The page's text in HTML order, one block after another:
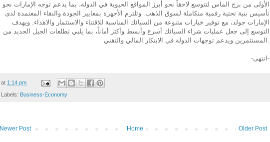
الأولى من برج الماس لتتوسع لاحقاً نحو أبرز المواقع الحيوية في الدولة، بما يدعم توجه الإمارات نحو
تأسيس بنية تحتية رقمية متكاملة لسوق الذهب. وتلتزم الأجهزة بمعايير الجودة والنقاء المعتمدة لدى
الإمارات جولد، مع توفير خيارات متنوعة من السبائك المناسبة للاقتناء والاستثمار والاهداء. ويهدف
التوسع إلى جعل عمليات شراء السبائك أسرع وأبسط وأكثر أماناً، بما يلبي تطلعات الجيل الجديد من
-انتهى-
at 1:14 pm
Labels: Business-Economy
Newer Post Older Post
Home